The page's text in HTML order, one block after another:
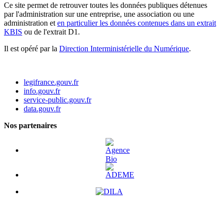
Ce site permet de retrouver toutes les données publiques détenues
par l'administration sur une entreprise, une association ou une
administration et en particulier les données contenues dans un extrait
KBIS ou de l'extrait D1.
Il est opéré par la Direction Interministérielle du Numérique.
legifrance.gouv.fr
info.gouv.fr
service-public.gouv.fr
data.gouv.fr
Nos partenaires